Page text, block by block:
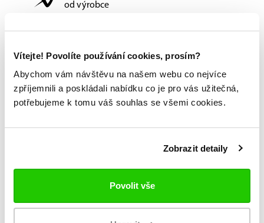
Vítejte! Povolíte používání cookies, prosím?
Abychom vám návštěvu na našem webu co nejvíce
zpříjemnili a poskládali nabídku co je pro vás užitečná,
potřebujeme k tomu váš souhlas se všemi cookies.
Zobrazit detaily
Povolit vše
od výrobce